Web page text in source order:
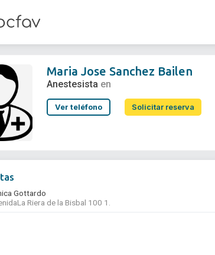
Jose Sanchez Bailen
Maria Jose Sanchez Bailen
Anestesista en
Ver teléfono Solicitar reserva
Gottardo
Riera de la Bisbal 100 1.